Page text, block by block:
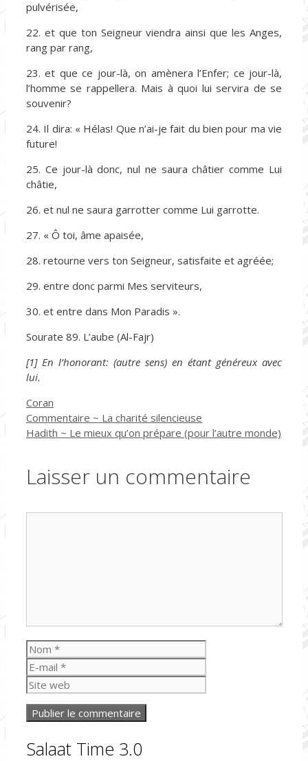
pulvérisée,
22. et que ton Seigneur viendra ainsi que les Anges,
rang par rang,
23. et que ce jour-là, on amènera l’Enfer; ce jour-là,
l’homme se rappellera. Mais à quoi lui servira de se
souvenir?
24. Il dira: « Hélas! Que n’ai-je fait du bien pour ma vie
future!
25. Ce jour-là donc, nul ne saura châtier comme Lui
châtie,
26. et nul ne saura garrotter comme Lui garrotte.
27. « Ô toi, âme apaisée,
28. retourne vers ton Seigneur, satisfaite et agréée;
29. entre donc parmi Mes serviteurs,
30. et entre dans Mon Paradis ».
Sourate 89. L’aube (Al-Fajr)
[1] En l’honorant: (autre sens) en étant généreux avec
lui.
Catégories
Coran
Commentaire ~ La charité silencieuse
Hadith ~ Le mieux qu’on prépare (pour l’autre monde)
Laisser un commentaire
Nom
mail
web
Salaat Time 3.0